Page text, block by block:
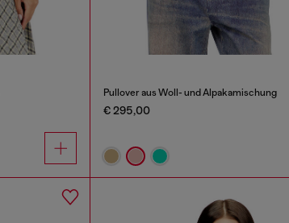
Pullover aus Woll- und Alpakamischung
€ 295,00